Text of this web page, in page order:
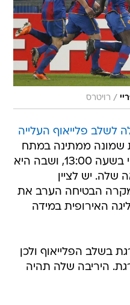
/ רויטרס
לשלב פלייאוף העלייה
שמונה ממתינה במתח
להגרלה שתתקיים ביום שישי בשעה 13:00, ושבה היא
יש לציין
הבטיחה הערב את
האירופית במידה
בשלב הפלייאוף ולכן
היריבה שלה תהיה